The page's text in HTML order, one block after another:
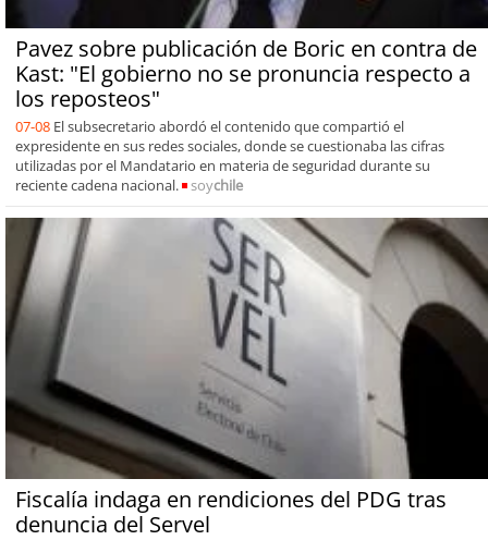
Pavez sobre publicación de Boric en contra de
Kast: "El gobierno no se pronuncia respecto a
los reposteos"
07-08 El subsecretario abordó el contenido que compartió el
expresidente en sus redes sociales, donde se cuestionaba las cifras
utilizadas por el Mandatario en materia de seguridad durante su
reciente cadena nacional.
soychile
Fiscalía indaga en rendiciones del PDG tras
denuncia del Servel